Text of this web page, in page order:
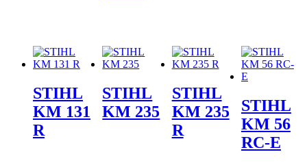
STIHL
KM 131
R
STIHL
KM 235
STIHL
KM 235
R
STIHL
KM 56
RC-E